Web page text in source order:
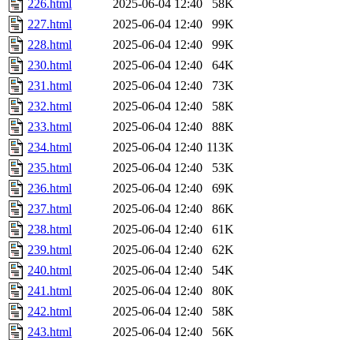
226.html
2025-06-04 12:40
58K
227.html
2025-06-04 12:40
99K
228.html
2025-06-04 12:40
99K
230.html
2025-06-04 12:40
64K
231.html
2025-06-04 12:40
73K
232.html
2025-06-04 12:40
58K
233.html
2025-06-04 12:40
88K
234.html
2025-06-04 12:40 113K
235.html
2025-06-04 12:40
53K
236.html
2025-06-04 12:40
69K
237.html
2025-06-04 12:40
86K
238.html
2025-06-04 12:40
61K
239.html
2025-06-04 12:40
62K
240.html
2025-06-04 12:40
54K
241.html
2025-06-04 12:40
80K
242.html
2025-06-04 12:40
58K
243.html
2025-06-04 12:40
56K